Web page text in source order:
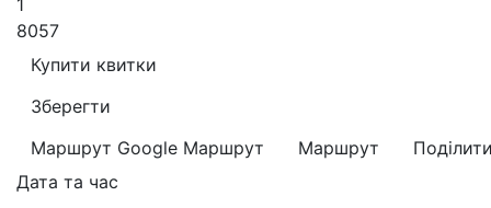
1
8057
Купити квитки
Зберегти
Маршрут Google Маршрут Маршрут
Дата та час